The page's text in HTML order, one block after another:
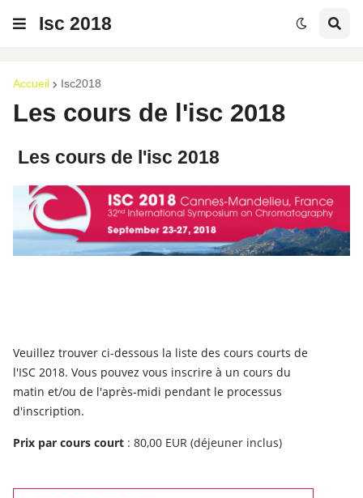
Isc 2018
Accueil Isc2018
Les cours de l'isc 2018
Les cours de l'isc 2018
Veuillez trouver ci-dessous la liste des cours courts de
l'ISC 2018. Vous pouvez vous inscrire à un cours du
matin et/ou de l'après-midi pendant le processus
d'inscription.
Prix ​​par cours court : 80,00 EUR (déjeuner inclus)